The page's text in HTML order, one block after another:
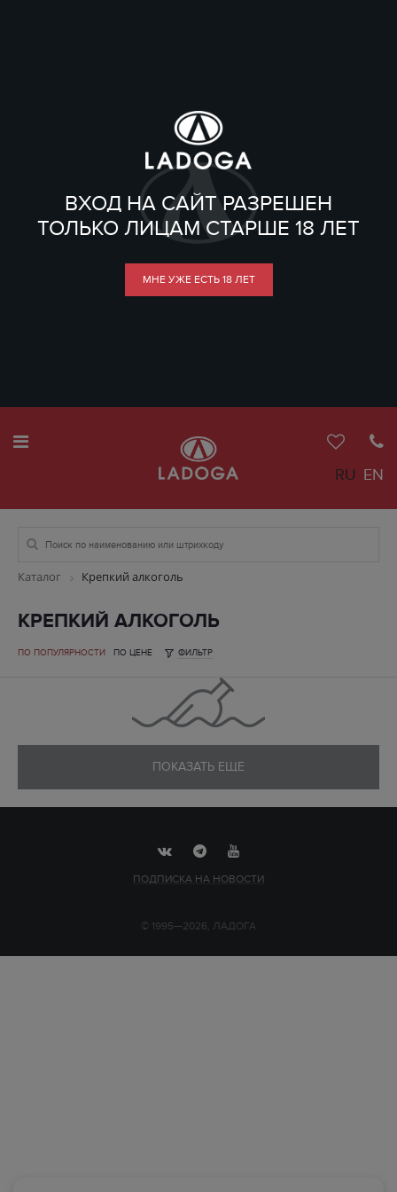
ВХОД НА САЙТ РАЗРЕШЕН
ТОЛЬКО ЛИЦАМ СТАРШЕ 18 ЛЕТ
МНЕ УЖЕ ЕСТЬ 18 ЛЕТ
RU EN
Каталог Крепкий алкоголь
КРЕПКИЙ АЛКОГОЛЬ
ПО ПОПУЛЯРНОСТИ ПО ЦЕНЕ ФИЛЬТР
ПОКАЗАТЬ ЕЩЕ
ПОДПИСКА НА НОВОСТИ
© 1995—2026, ЛАДОГА